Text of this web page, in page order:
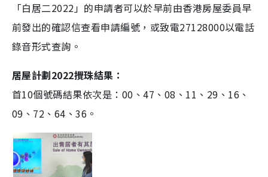
「白居二2022」的申請者可以於早前由香港房屋委員早
前發出的確認信查看申請編號，或致電27128000以電話
錄音形式查詢。
居屋計劃2022攪珠結果：
首10個號碼結果依次是： 00 、47 、 08 、 11 、 29 、 16 、
09 、 72 、 64 、36 。